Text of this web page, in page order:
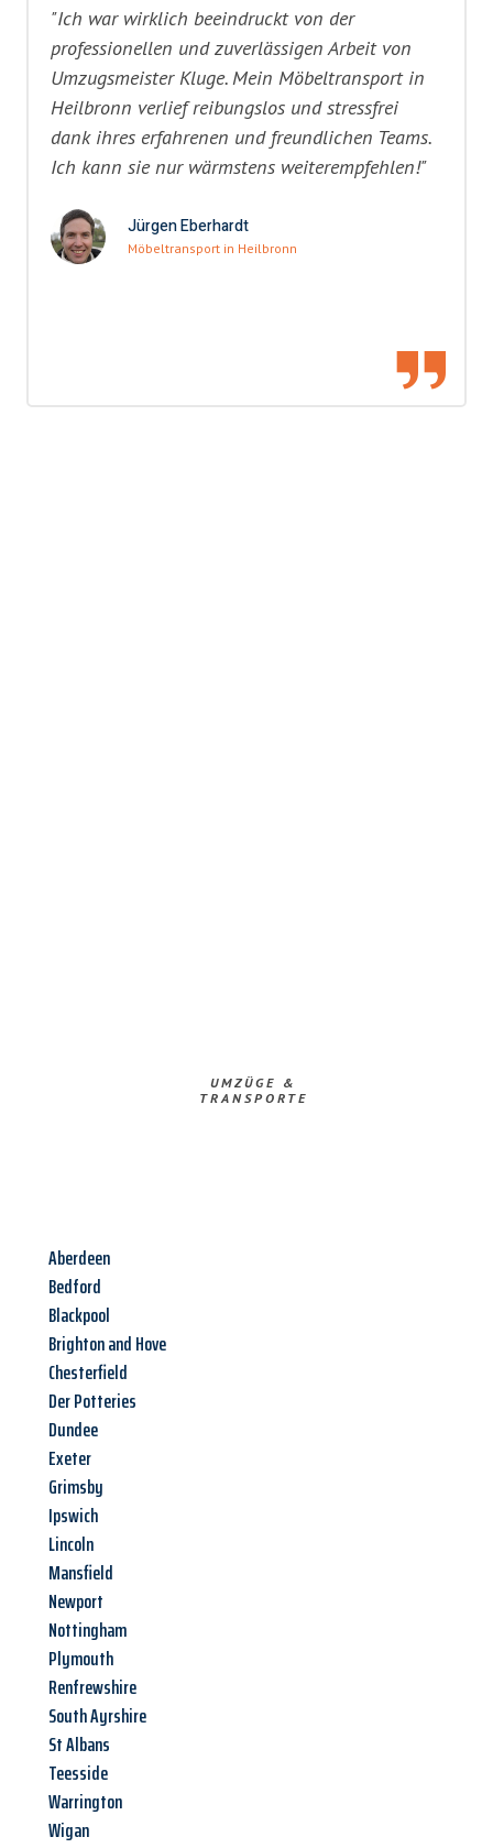
"Ich war wirklich beeindruckt von der
professionellen und zuverlässigen Arbeit von
Umzugsmeister Kluge. Mein Möbeltransport in
Heilbronn verlief reibungslos und stressfrei
dank ihres erfahrenen und freundlichen Teams.
Ich kann sie nur wärmstens weiterempfehlen!"
Jürgen Eberhardt
Möbeltransport in Heilbronn
UMZÜGE &
TRANSPORTE
Aberdeen
Bedford
Blackpool
Brighton and Hove
Chesterfield
Der Potteries
Dundee
Exeter
Grimsby
Ipswich
Lincoln
Mansfield
Newport
Nottingham
Plymouth
Renfrewshire
South Ayrshire
St Albans
Teesside
Warrington
Wigan